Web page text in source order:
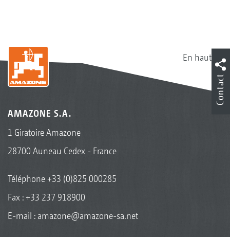
En haut
AMAZONE S.A.
1 Giratoire Amazone
28700 Auneau Cedex - France
Téléphone+33 (0)825 000285
Fax : +33 237 918900
E-mail : amazone@amazone-sa.net
Contact